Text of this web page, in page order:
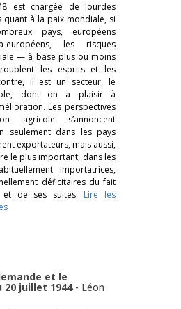
est chargée de lourdes
quant à la paix mondiale, si
pays, européens
européens, les risques
— à base plus ou moins
les esprits et les
il est un secteur, le
dont on a plaisir à
Les perspectives
agricole s’annoncent
seulement dans les pays
exportateurs, mais aussi,
le plus important, dans les
importatrices,
déficitaires du fait
de ses suites. Lire les
et le
20 juillet 1944 - Léon